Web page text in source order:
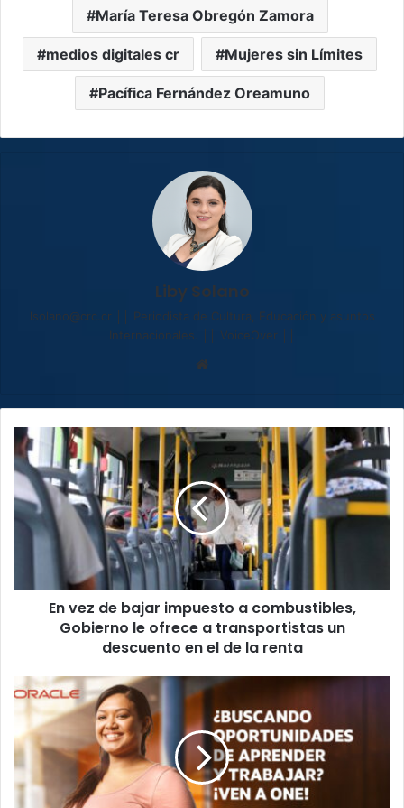
María Teresa Obregón Zamora
medios digitales cr Mujeres sin Límites
Pacífica Fernández Oreamuno
Liby Solano
lsolano@crc.cr ││ Periodista de Cultura, Educación y asuntos
Internacionales. ││ VoiceOver ││
En
vez
de
bajar
impuesto
combustibles,
le
ofrece
descuento
en
de
En vez de bajar impuesto a combustibles,
Gobierno le ofrece a transportistas un
descuento en el de la renta
¡Aproveche
2000
nuevas
vacantes
programa
tecnológico!